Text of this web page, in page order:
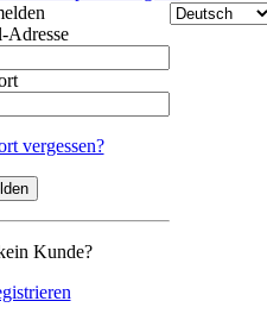
Adresse
vergessen?
Kunde?